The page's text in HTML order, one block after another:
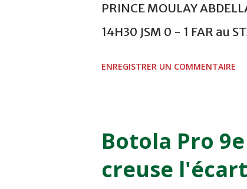
PRINCE MOULAY
14H30 JSM 0 - 1 FAR au
COMPLEXE SPORTIF DE
finale de la coupe de la
ENREGISTRER UN COMMENTAIRE
Botola Pro
creuse l'écart